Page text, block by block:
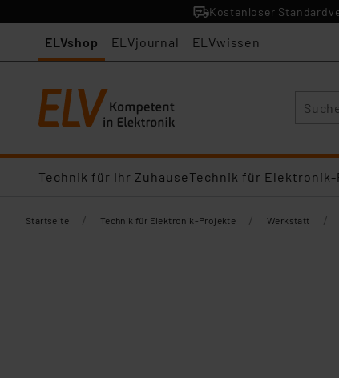
Kostenloser
ELVshop ELVjournal ELVwissen
Technik für Ihr ZuhauseTechnik für
Startseite / Technik für Elektronik-Projekte / Werkstatt /